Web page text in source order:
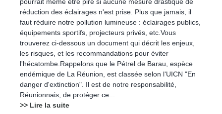
réduction des éclairages n'est prise. Plus que jamais, il
faut réduire notre pollution lumineuse : éclairages publics,
équipements sportifs, projecteurs privés, etc.Vous
trouverez ci-dessous un document qui décrit les enjeux,
les risques, et les recommandations pour éviter
l'hécatombe.Rappelons que le Pétrel de Barau, espèce
endémique de La Réunion, est classée selon l'UICN "En
danger d'extinction". Il est de notre responsabilité,
Réunionnais, de protéger ce...
>> Lire la suite